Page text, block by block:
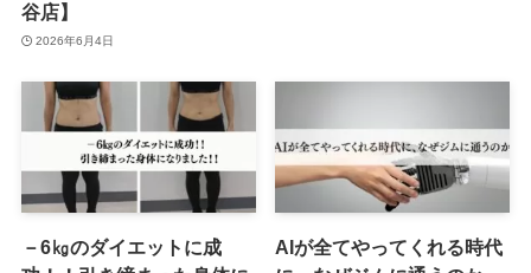
谷店】
2026年6月4日
－6㎏のダイエットに成
AIが全てやってくれる時代